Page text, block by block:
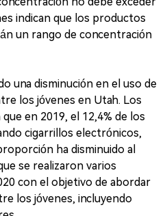
indican que los productos
un rango de concentración
una disminución en el uso de
los jóvenes en Utah. Los
en 2019, el 12,4% de los
cigarrillos electrónicos,
ha disminuido al
se realizaron varios
con el objetivo de abordar
los jóvenes, incluyendo